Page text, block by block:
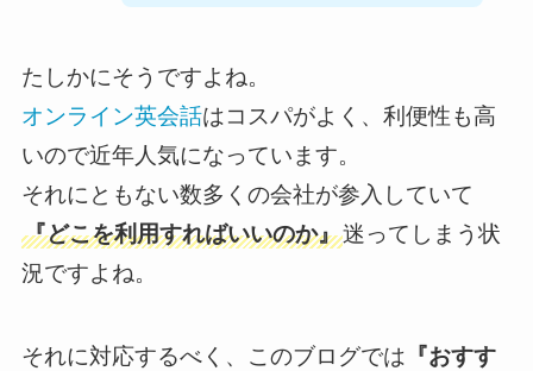
たしかにそうですよね。
オンライン英会話はコスパがよく、利便性も高
いので近年人気になっています。
それにともない数多くの会社が参入していて
『どこを利用すればいいのか』迷ってしまう状
況ですよね。
それに対応するべく、このブログでは 『おすす